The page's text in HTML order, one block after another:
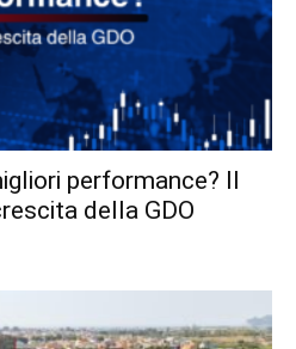
performance? Il
della GDO